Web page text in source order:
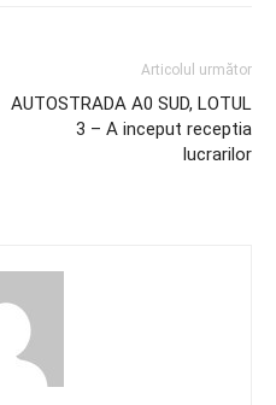
Articolul următor
AUTOSTRADA A0 SUD, LOTUL
3 – A inceput receptia
lucrarilor